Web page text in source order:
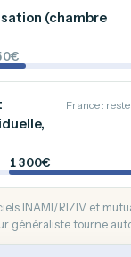
(chambre
France :
1 300€
INAMI/RIZIV et
généraliste tourne